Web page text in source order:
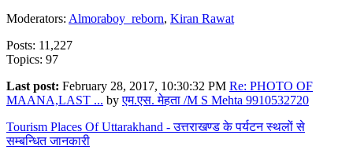
Moderators: Almoraboy_reborn, Kiran Rawat
Posts: 11,227
Topics: 97
Last post: February 28, 2017, 10:30:32 PM Re: PHOTO OF
MAANA,LAST ... byएम.एस. मेहता /M S Mehta 9910532720
Tourism Places Of Uttarakhand - उत्तराखण्ड के पर्यटन स्थलों से
सम्बन्धित जानकारी